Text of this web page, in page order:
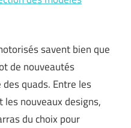
savent bien que
de nouveautés
quads. Entre les
nouveaux designs,
du choix pour